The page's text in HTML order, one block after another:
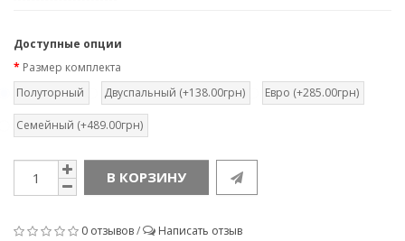
Доступные опции
Размер комплекта
Полуторный
Двуспальный (+138.00грн) Евро (+285.00грн)
Семейный (+489.00грн)
В КОРЗИНУ
0 отзывов/ Написать отзыв